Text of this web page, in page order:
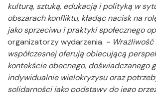
kulturą, sztuką, edukacją i polityką w
obszarach konfliktu, kładąc nacisk na
jako sprzeciwu i praktyki społecznego
organizatorzy wydarzenia. - Wrażliwość
współczesnej oferują obiecującą
kontekście obecnego, doświadczanego
indywidualnie wielokryzysu oraz
solidarności jako podstawy do jego